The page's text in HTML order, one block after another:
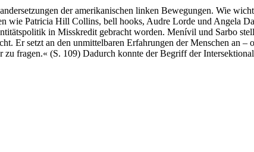
der amerikanischen linken Bewegungen. Wie
wie Patricia Hill Collins, bell hooks, Audre Lorde und Angela
in Misskredit gebracht worden. Menívil und Sarbo
Er setzt an den unmittelbaren Erfahrungen der Menschen an
zu fragen.« (S. 109) Dadurch konnte der Begriff der